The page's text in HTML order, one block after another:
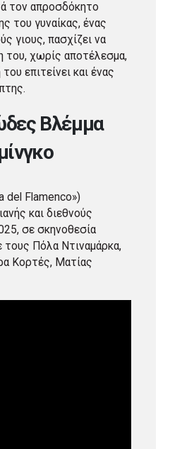
τον απροσδόκητο
του γυναίκας, ένας
γιους, πασχίζει να
του, χωρίς αποτέλεσμα,
επιτείνει και ένας
Βλέμμα
del Flamenco»)
και διεθνούς
σε σκηνοθεσία
τους Πόλα Ντιναμάρκα,
Κορτές, Ματίας